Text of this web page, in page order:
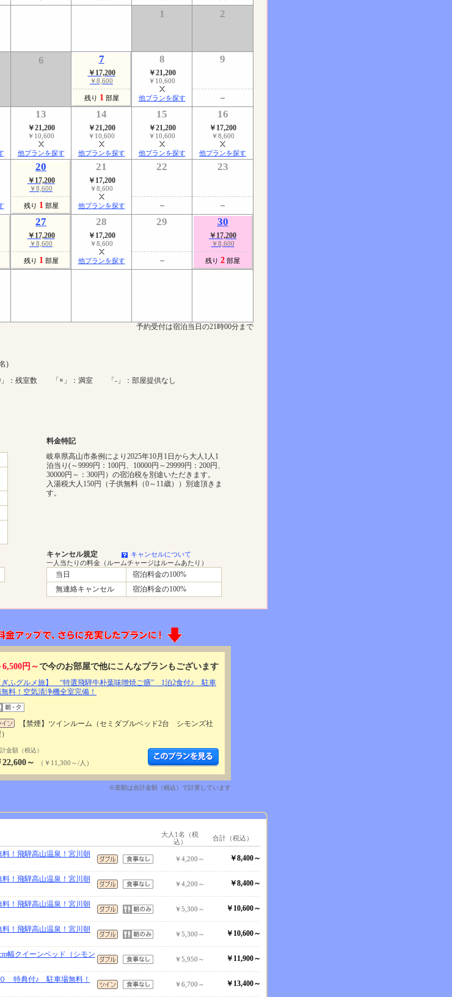
1 2
6 7
￥17,200
￥8,600
残り 1 部屋
8
￥21,200
￥10,600
他プランを探す
9
13
￥21,200
￥10,600
他プランを探す
14
￥21,200
￥10,600
他プランを探す
15
￥21,200
￥10,600
他プランを探す
16
￥17,200
￥8,600
他プランを探す
20
￥17,200
￥8,600
残り 1 部屋
21
￥17,200
￥8,600
他プランを探す
22 23
27
￥17,200
￥8,600
残り 1 部屋
28
￥17,200
￥8,600
他プランを探す
29 30
￥17,200
￥8,600
残り 2 部屋
予約受付は宿泊当日の21時00分まで
)
」：残室数 「× 」：満室 「-」：部屋提供なし
料金特記
岐阜県高山市条例により2025年10月1日から大人1人1
泊当り(～9999円：100円、10000円～29999円：200円、
30000円～：300円）の宿泊税を別途いただきます。
入湯税大人150円（子供無料（0～11歳））別途頂きま
す。
キャンセル規定
キャンセルについて
一人当たりの料金（ルームチャージはルームあたり）
当日
宿泊料金の100%
無連絡キャンセル
宿泊料金の100%
6,500円～で今のお部屋で他にこんなプランもございます
ぎふグルメ旅】 “特選飛騨牛朴葉味噌焼ご膳” 1泊2食付♪ 駐車
料！空気清浄機全室完備！
【禁煙】ツインルーム（セミダブルベッド2台 シモンズ社
金額（税込）
22,600～ （￥11,300～/人）
※差額は合計金額（税込）で計算しています
大人1名（税
込）
合計（税込）
！飛騨高山温泉！宮川朝
￥4,200～ ￥8,400～
！飛騨高山温泉！宮川朝
￥4,200～ ￥8,400～
！飛騨高山温泉！宮川朝
￥5,300～ ￥10,600～
！飛騨高山温泉！宮川朝
￥5,300～ ￥10,600～
幅クイーンベッド（シモン
￥5,950～ ￥11,900～
特典付♪ 駐車場無料！
￥6,700～ ￥13,400～